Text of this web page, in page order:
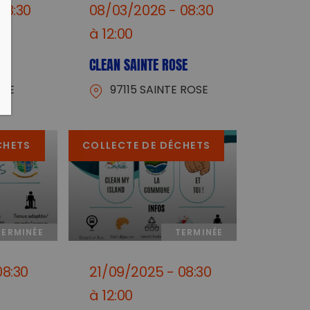
CLEAN SAINTE ROSE
08/03/2026 - 08:30
à 12:00
97115 SAINTE ROSE
TERMINÉE
COLLECTE DE DÉCHETS
21/09/2025 - 08:30
à 12:00